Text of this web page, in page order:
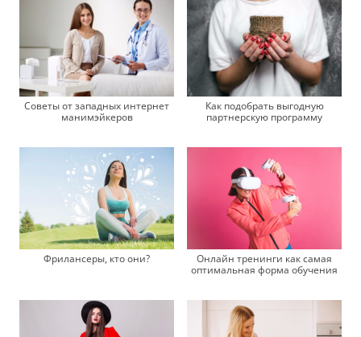
Советы от западных интернет
манимэйкеров
Как подобрать выгодную
партнерскую программу
Фрилансеры, кто они?
Онлайн тренинги как самая
оптимальная форма обучения